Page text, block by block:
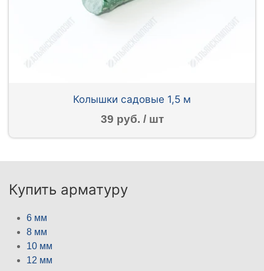
Колышки садовые 1,5 м
39 руб. / шт
Купить арматуру
6 мм
8 мм
10 мм
12 мм